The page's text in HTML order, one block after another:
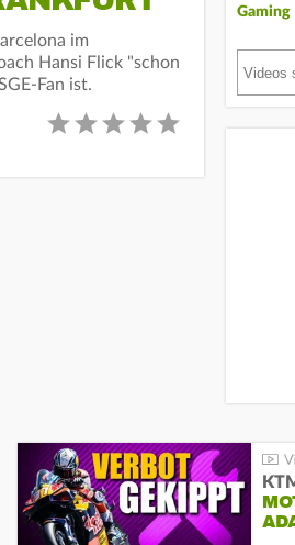
im
Hansi Flick "schon
Fan ist.
Gaming